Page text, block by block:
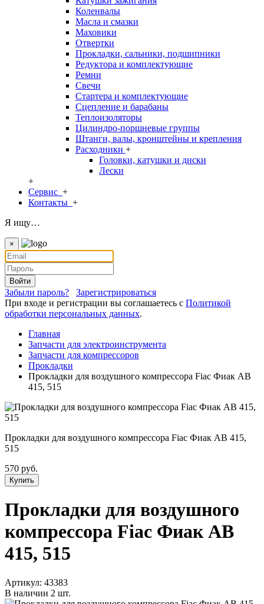
Коленвалы
Масла и смазки
Маховики
Отвертки
Прокладки, сальники, подшипники
Редуктора и комплектующие
Ремни
Свечи
Стартера и комплектующие
Сцепление и барабаны
Теплоизоляторы
Цилиндро-поршневые группы
Штанги, валы, кронштейны и крепления
Расходники +
Головки, катушки и диски
Лески
+
Сервис +
Контакты +
Я ищу…
×
Войти
Забыли пароль?
Зарегистрироваться
При входе и регистрации вы соглашаетесь с Политикой
обработки персональных данных.
Главная
Запчасти для электроинструмента
Запчасти для компрессоров
Прокладки
Прокладки для воздушного компрессора Fiac Фиак AB
415, 515
Прокладки для воздушного компрессора Fiac Фиак AB 415,
515
570 руб.
Купить
Прокладки для воздушного
компрессора Fiac Фиак AB
415, 515
Артикул: 43383
В наличии 2 шт.